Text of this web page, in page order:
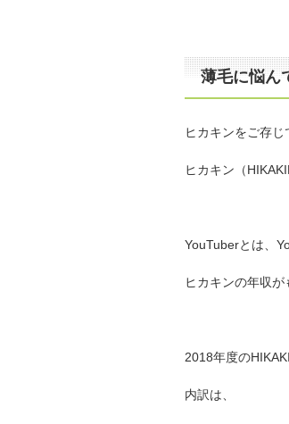
薄毛に悩ん
ヒカキンをご存じ
ヒカキン（
YouTuberとは、
ヒカキンの年収が
2018年度の
内訳は、